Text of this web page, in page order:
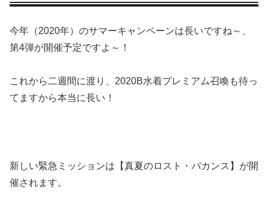
今年（2020年）のサマーキャンペーンは長いですね～、
第4弾が開催予定ですよ～！
これから二週間に渡り、2020B水着プレミアム召喚も待っ
てますから本当に長い！
新しい緊急ミッションは【真夏のロスト・バカンス】が開
催されます。